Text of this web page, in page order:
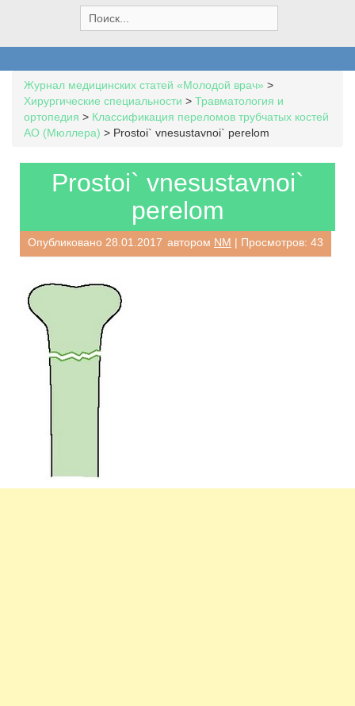
e
a
h
f
o
r
Журнал медицинских статей «Молодой врач» >
Хирургические специальности > Травматология и
ортопедия > Классификация переломов трубчатых костей
AO (Мюллера) > Prostoi` vnesustavnoi` perelom
Prostoi` vnesustavnoi`
perelom
Опубликовано 28.01.2017 автором NM | Просмотров: 43